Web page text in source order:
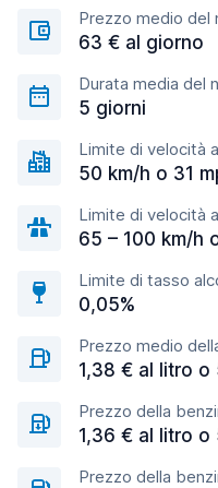
Prezzo medio del
63 € al giorno
Durata media del
5 giorni
Limite di velocità
50 km/h o 31
Limite di velocità
65 – 100 km/h
Limite di tasso
0,05%
Prezzo medio
1,38 € al litro o
Prezzo della
1,36 € al litro o
Prezzo della